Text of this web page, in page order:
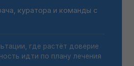
куратора и команды с
где растёт доверие
идти по плану лечения